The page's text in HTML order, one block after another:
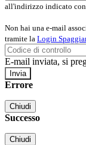
all'indirizzo indicato
Non hai una e-mail
tramite la Login
E-mail inviata, si
Errore
Chiudi
Successo
Chiudi